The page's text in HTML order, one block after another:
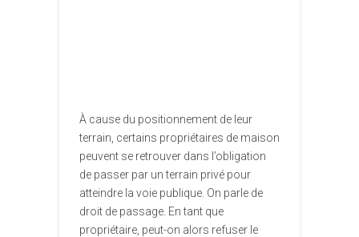
À cause du positionnement de leur
terrain, certains propriétaires de maison
peuvent se retrouver dans l’obligation
de passer par un terrain privé pour
atteindre la voie publique. On parle de
droit de passage. En tant que
propriétaire, peut-on alors refuser le